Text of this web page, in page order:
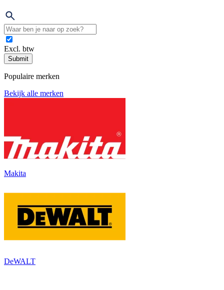
Excl. btw
Submit
Populaire merken
Bekijk alle merken
Makita
DeWALT